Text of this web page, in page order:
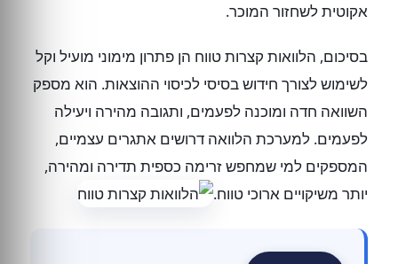
אקוטית לשחזור המוכר.
בסיכום, הלוואות קצרות טווח הן פתרון מימוני מועיל וקל
לשימוש לצורך חידוש בסיסי לכיסוי ההוצאות. הוא מספק
השוואה חדה ומוכנה לפעמים, ותגובה מהירה ויעילה
לפעמים. למערכת הלוואה דרושים אתגרים עצמיים,
המספקים למי שמחפש זרימה כספית תדירה ומהירה,
יותר משיקויים ארוכי טווח.